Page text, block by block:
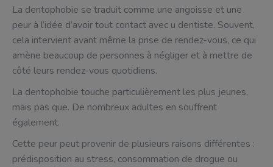
La dentophobie se traduit comme une angoisse et une
peur à l’idée d’avoir tout contact avec u dentiste. Souvent,
cela intervient avant même la prise de rendez-vous, ce qui
amène beaucoup de personnes à négliger et à mettre de
côté leurs rendez-vous quotidiens.
La dentophobie touche particulièrement les plus jeunes,
mais pas que. De nombreux adultes en souffrent
également.
Cette peur peut provenir de plusieurs raisons différentes :
prédisposition au stress, consommation de drogue ou